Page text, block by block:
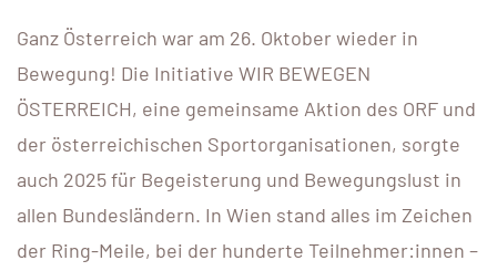
Ganz Österreich war am 26. Oktober wieder in
Bewegung! Die Initiative WIR BEWEGEN
ÖSTERREICH, eine gemeinsame Aktion des ORF und
der österreichischen Sportorganisationen, sorgte
auch 2025 für Begeisterung und Bewegungslust in
allen Bundesländern. In Wien stand alles im Zeichen
der Ring-Meile, bei der hunderte Teilnehmer:innen –